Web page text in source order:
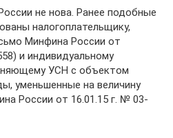
не нова. Ранее подобные
налогоплательщику,
Минфина России от
и индивидуальному
УСН с объектом
уменьшенные на величину
России от 16.01.15 г. № 03-